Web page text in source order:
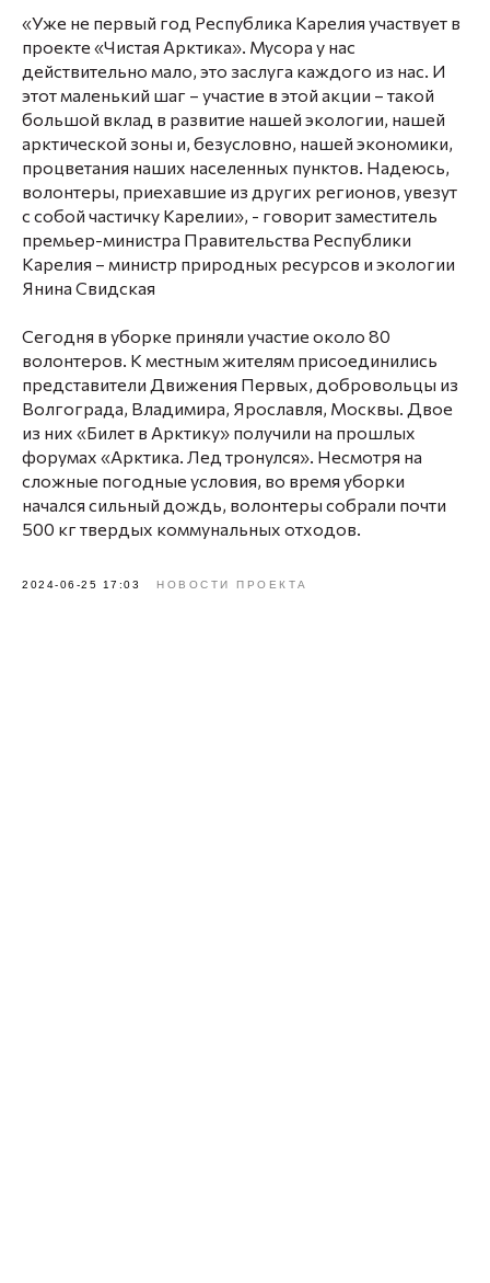
«Уже не первый год Республика Карелия участвует в
проекте «Чистая Арктика». Мусора у нас
действительно мало, это заслуга каждого из нас. И
этот маленький шаг – участие в этой акции – такой
большой вклад в развитие нашей экологии, нашей
арктической зоны и, безусловно, нашей экономики,
процветания наших населенных пунктов. Надеюсь,
волонтеры, приехавшие из других регионов, увезут
с собой частичку Карелии», - говорит заместитель
премьер-министра Правительства Республики
Карелия – министр природных ресурсов и экологии
Янина Свидская
Сегодня в уборке приняли участие около 80
волонтеров. К местным жителям присоединились
представители Движения Первых, добровольцы из
Волгограда, Владимира, Ярославля, Москвы. Двое
из них «Билет в Арктику» получили на прошлых
форумах «Арктика. Лед тронулся». Несмотря на
сложные погодные условия, во время уборки
начался сильный дождь, волонтеры собрали почти
500 кг твердых коммунальных отходов.
2024-06-25 17:03 НОВОСТИ ПРОЕКТА